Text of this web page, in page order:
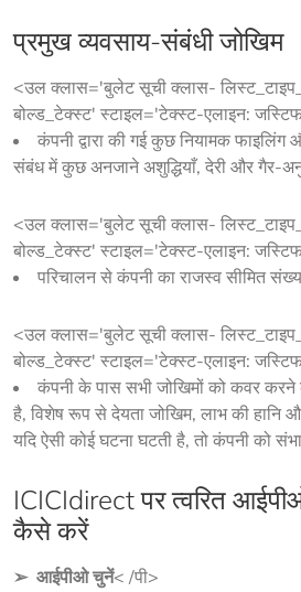
प्रमुख व्यवसाय-संबंधी जोखिम
<उल क्लास='बुलेट सूची क्लास-
बोल्ड_टेक्स्ट' स्टाइल='टेक्स्ट-एलाइन:
कंपनी द्वारा की गई कुछ नियामक फाइलिंग
संबंध में कुछ अनजाने अशुद्धियाँ, देरी और गैर-
<उल क्लास='बुलेट सूची क्लास-
बोल्ड_टेक्स्ट' स्टाइल='टेक्स्ट-एलाइन:
परिचालन से कंपनी का राजस्व सीमित
<उल क्लास='बुलेट सूची क्लास-
बोल्ड_टेक्स्ट' स्टाइल='टेक्स्ट-एलाइन:
कंपनी के पास सभी जोखिमों को कवर करने
है, विशेष रूप से देयता जोखिम, लाभ की
यदि ऐसी कोई घटना घटती है, तो कंपनी को
ICICIdirect पर त्वरित
कैसे करें
➢ आईपीओ चुनें